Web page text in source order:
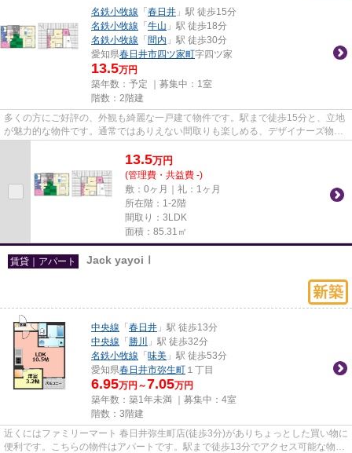
名鉄小牧線 「 春日井 」駅 徒歩15分
名鉄小牧線 「 牛山 」駅 徒歩18分
名鉄小牧線 「 間内 」駅 徒歩30分
愛知県春日井市四ツ家町字四ツ家
13.5万円
築年数：予定 ｜募集中： 1室
階数：2階建
多くの方にご好評の、外観も綺麗な一戸建て物件です。駅まで徒歩15分と、立地
が魅力的な物件です。通常ではありえない間取りも楽しめる、デザイナーズ物件
13.5万円
(管理費・共益費 -)
敷：0ヶ月｜礼：1ヶ月
所在階：1-2階
間取り：3LDK
面積：85.31㎡
賃貸｜アパート Jack yayoiⅠ
中央線 「 春日井 」駅 徒歩13分
中央線 「 勝川
」駅 徒歩32分
名鉄小牧線 「 味美 」駅 徒歩53分
愛知県春日井市弥生町 １丁目
6.95万円～7.05万円
築年数：築1年未満 ｜募集中： 4室
階数：3階建
近くにはファミリーマート 春日井弥生町店(徒歩3分)がありちょっとした買い物に
便利です。こちらの物件はアパートです。駅まで徒歩13分でアクセス可能な物件